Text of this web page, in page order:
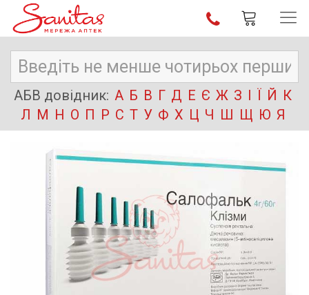
АБВ довідник: А Б В Г Д Е Є Ж З І Ї Й К
Л М Н О П Р С Т У Ф Х Ц Ч Ш Щ Ю Я